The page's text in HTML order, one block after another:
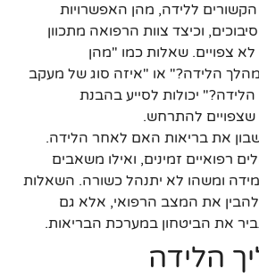
ללידה, מהן האפשרויות
וכיצד צוות הרפואה מתכוון
צפויים. שאלות כמו "מהן
הלידה?" או "איזה סוג של מעקב
הלידה?" יכולות לסייע בהבנת
שצפויים להתרחש.
את בריאות האם לאחר הלידה.
רפואיים זמינים, ואילו משאבים
ומשהו לא יתנהל כשורה. השאלות
את המצב הרפואי, אלא גם
את הביטחון במערכת הבריאות.
הלידה